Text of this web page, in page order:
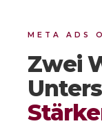
META ADS
Zwei